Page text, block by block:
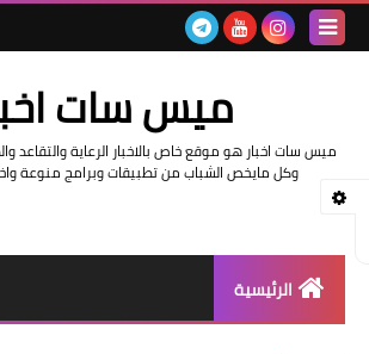
ميس سات
ميس سات اخبار هو موقع خاص بالاخبار الرعاية والتقاعد
وكل مايخص الشباب من تطبيقات وبرامج منوعة واخر
الرئيسية